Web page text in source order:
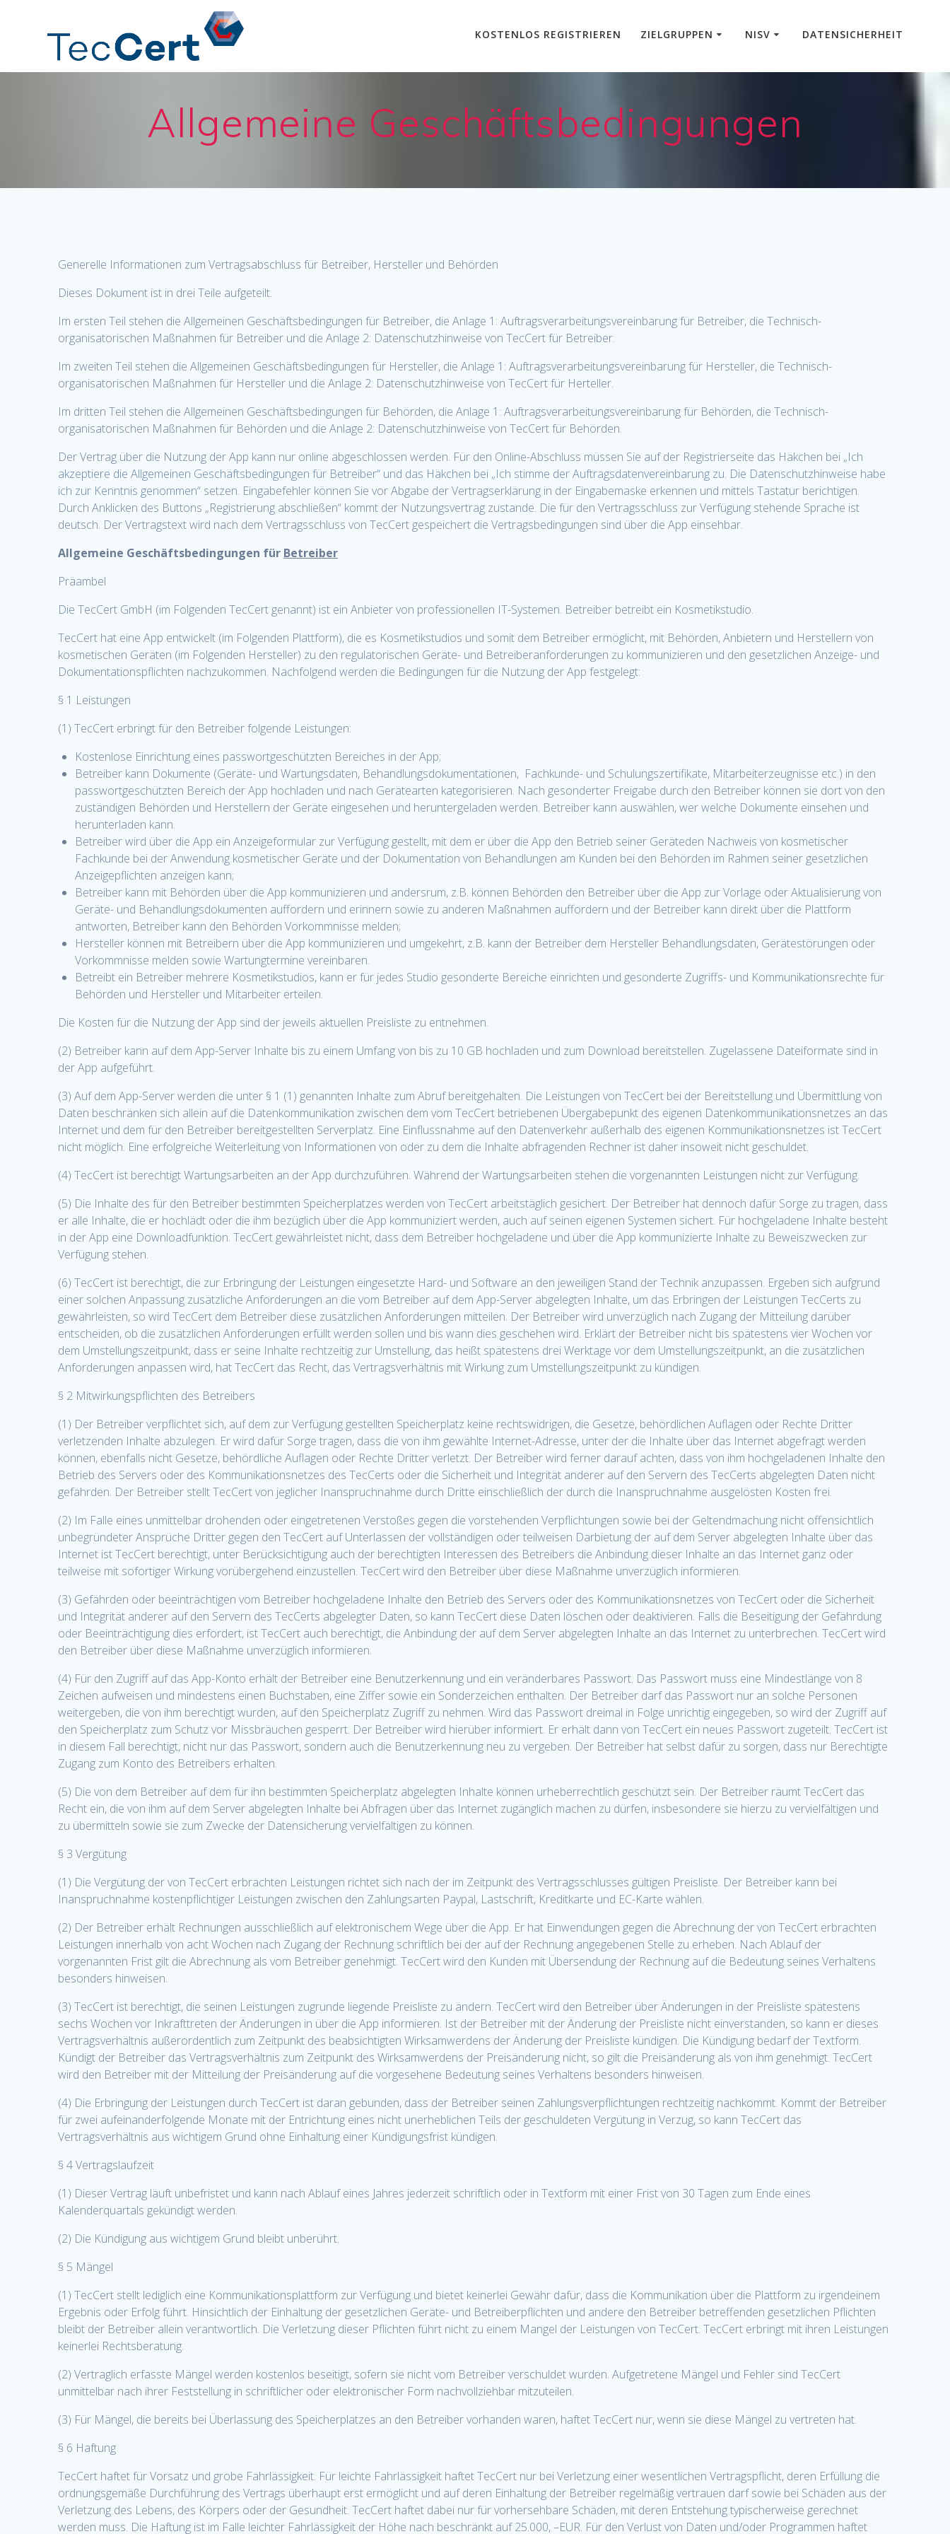
KOSTENLOS REGISTRIEREN ZIELGRUPPEN NISV DATENSICHERHEIT
Allgemeine Geschäftsbedingungen
Generelle Informationen zum Vertragsabschluss für Betreiber, Hersteller und Behörden
Dieses Dokument ist in drei Teile aufgeteilt.
Im ersten Teil stehen die Allgemeinen Geschäftsbedingungen für Betreiber, die Anlage 1: Auftragsverarbeitungsvereinbarung für Betreiber, die Technisch-
organisatorischen Maßnahmen für Betreiber und die Anlage 2: Datenschutzhinweise von TecCert für Betreiber.
Im zweiten Teil stehen die Allgemeinen Geschäftsbedingungen für Hersteller, die Anlage 1: Auftragsverarbeitungsvereinbarung für Hersteller, die Technisch-
organisatorischen Maßnahmen für Hersteller und die Anlage 2: Datenschutzhinweise von TecCert für Herteller.
Im dritten Teil stehen die Allgemeinen Geschäftsbedingungen für Behörden, die Anlage 1: Auftragsverarbeitungsvereinbarung für Behörden, die Technisch-
organisatorischen Maßnahmen für Behörden und die Anlage 2: Datenschutzhinweise von TecCert für Behörden.
Der Vertrag über die Nutzung der App kann nur online abgeschlossen werden. Für den Online-Abschluss müssen Sie auf der Registrierseite das Häkchen bei „Ich
akzeptiere die Allgemeinen Geschäftsbedingungen für Betreiber“ und das Häkchen bei „Ich stimme der Auftragsdatenvereinbarung zu. Die Datenschutzhinweise habe
ich zur Kenntnis genommen“ setzen. Eingabefehler können Sie vor Abgabe der Vertragserklärung in der Eingabemaske erkennen und mittels Tastatur berichtigen.
Durch Anklicken des Buttons „Registrierung abschließen“ kommt der Nutzungsvertrag zustande. Die für den Vertragsschluss zur Verfügung stehende Sprache ist
deutsch. Der Vertragstext wird nach dem Vertragsschluss von TecCert gespeichert die Vertragsbedingungen sind über die App einsehbar.
Allgemeine Geschäftsbedingungen für Betreiber
Präambel
DieTecCert GmbH (im Folgenden TecCert genannt) ist ein Anbieter von professionellen IT-Systemen. Betreiber betreibt ein Kosmetikstudio.
TecCert hat eine App entwickelt (im Folgenden Plattform), die es Kosmetikstudios und somit dem Betreiber ermöglicht, mit Behörden, Anbietern und Herstellern von
kosmetischen Geräten (im Folgenden Hersteller) zu den regulatorischen Geräte- und Betreiberanforderungen zu kommunizieren und den gesetzlichen Anzeige- und
Dokumentationspflichten nachzukommen. Nachfolgend werden die Bedingungen für die Nutzung der App festgelegt:
§ 1 Leistungen
(1) TecCert erbringt für den Betreiber folgende Leistungen:
Kostenlose Einrichtung eines passwortgeschützten Bereiches in der App;
Betreiber kann Dokumente (Geräte- und Wartungsdaten, Behandlungsdokumentationen, Fachkunde- und Schulungszertifikate, Mitarbeiterzeugnisse etc.) in den
passwortgeschützten Bereich der App hochladen und nach Gerätearten kategorisieren. Nach gesonderter Freigabe durch den Betreiber können sie dort von den
zuständigen Behörden und Herstellern der Geräte eingesehen und heruntergeladen werden. Betreiber kann auswählen, wer welche Dokumente einsehen und
herunterladen kann.
Betreiber wird über die App ein Anzeigeformular zur Verfügung gestellt, mit dem er über die App den Betrieb seiner Geräteden Nachweis von kosmetischer
Fachkunde bei der Anwendung kosmetischer Geräte und der Dokumentation von Behandlungen am Kunden bei den Behörden im Rahmen seiner gesetzlichen
Anzeigepflichten anzeigen kann;
Betreiber kann mit Behörden über die App kommunizieren und andersrum, z.B. können Behörden den Betreiber über die App zur Vorlage oder Aktualisierung von
Geräte- und Behandlungsdokumenten auffordern und erinnern sowie zu anderen Maßnahmen auffordern und der Betreiber kann direkt über die Plattform
antworten, Betreiber kann den Behörden Vorkommnisse melden;
Hersteller können mit Betreibern über die App kommunizieren und umgekehrt, z.B. kann der Betreiber dem Hersteller Behandlungsdaten, Gerätestörungen oder
Vorkommnisse melden sowie Wartungtermine vereinbaren.
Betreibt ein Betreiber mehrere Kosmetikstudios, kann er für jedes Studio gesonderte Bereiche einrichten und gesonderte Zugriffs- und Kommunikationsrechte für
Behörden und Hersteller und Mitarbeiter erteilen.
Die Kosten für die Nutzung der App sind der jeweils aktuellen Preisliste zu entnehmen.
(2) Betreiber kann auf dem App-Server Inhalte bis zu einem Umfang von bis zu 10 GB hochladen und zum Download bereitstellen. Zugelassene Dateiformate sind in
der App aufgeführt.
(3) Auf dem App-Server werden die unter § 1 (1) genannten Inhalte zum Abruf bereitgehalten. Die Leistungen von TecCert bei der Bereitstellung und Übermittlung von
Daten beschränken sich allein auf die Datenkommunikation zwischen dem vom TecCert betriebenen Übergabepunkt des eigenen Datenkommunikationsnetzes an das
Internet und dem für den Betreiber bereitgestellten Serverplatz. Eine Einflussnahme auf den Datenverkehr außerhalb des eigenen Kommunikationsnetzes ist TecCert
nicht möglich. Eine erfolgreiche Weiterleitung von Informationen von oder zu dem die Inhalte abfragenden Rechner ist daher insoweit nicht geschuldet.
(4) TecCert ist berechtigt Wartungsarbeiten an der App durchzuführen. Während der Wartungsarbeiten stehen die vorgenannten Leistungen nicht zur Verfügung.
(5) Die Inhalte des für den Betreiber bestimmten Speicherplatzes werden von TecCert arbeitstäglich gesichert. Der Betreiber hat dennoch dafür Sorge zu tragen, dass
er alle Inhalte, die er hochlädt oder die ihm bezüglich über die App kommuniziert werden, auch auf seinen eigenen Systemen sichert. Für hochgeladene Inhalte besteht
in der App eine Downloadfunktion. TecCert gewährleistet nicht, dass dem Betreiber hochgeladene und über die App kommunizierte Inhalte zu Beweiszwecken zur
Verfügung stehen.
(6) TecCert ist berechtigt, die zur Erbringung der Leistungen eingesetzte Hard- und Software an den jeweiligen Stand der Technik anzupassen. Ergeben sich aufgrund
einer solchen Anpassung zusätzliche Anforderungen an die vom Betreiber auf dem App-Server abgelegten Inhalte, um das Erbringen der Leistungen TecCerts zu
gewährleisten, so wird TecCert dem Betreiber diese zusätzlichen Anforderungen mitteilen. Der Betreiber wird unverzüglich nach Zugang der Mitteilung darüber
entscheiden, ob die zusätzlichen Anforderungen erfüllt werden sollen und bis wann dies geschehen wird. Erklärt der Betreiber nicht bis spätestens vier Wochen vor
dem Umstellungszeitpunkt, dass er seine Inhalte rechtzeitig zur Umstellung, das heißt spätestens drei Werktage vor dem Umstellungszeitpunkt, an die zusätzlichen
Anforderungen anpassen wird, hat TecCert das Recht, das Vertragsverhältnis mit Wirkung zum Umstellungszeitpunkt zu kündigen.
§ 2 Mitwirkungspflichten des Betreibers
(1) Der Betreiber verpflichtet sich, auf dem zur Verfügung gestellten Speicherplatz keine rechtswidrigen, die Gesetze, behördlichen Auflagen oder Rechte Dritter
verletzenden Inhalte abzulegen. Er wird dafür Sorge tragen, dass die von ihm gewählte Internet-Adresse, unter der die Inhalte über das Internet abgefragt werden
können, ebenfalls nicht Gesetze, behördliche Auflagen oder Rechte Dritter verletzt. Der Betreiber wird ferner darauf achten, dass von ihm hochgeladenen Inhalte den
Betrieb des Servers oder des Kommunikationsnetzes des TecCerts oder die Sicherheit und Integrität anderer auf den Servern des TecCerts abgelegten Daten nicht
gefährden. Der Betreiber stellt TecCert von jeglicher Inanspruchnahme durch Dritte einschließlich der durch die Inanspruchnahme ausgelösten Kosten frei.
(2) Im Falle eines unmittelbar drohenden oder eingetretenen Verstoßes gegen die vorstehenden Verpflichtungen sowie bei der Geltendmachung nicht offensichtlich
unbegründeter Ansprüche Dritter gegen den TecCert auf Unterlassen der vollständigen oder teilweisen Darbietung der auf dem Server abgelegten Inhalte über das
Internet ist TecCert berechtigt, unter Berücksichtigung auch der berechtigten Interessen des Betreibers die Anbindung dieser Inhalte an das Internet ganz oder
teilweise mit sofortiger Wirkung vorübergehend einzustellen. TecCert wird den Betreiber über diese Maßnahme unverzüglich informieren.
(3) Gefährden oder beeinträchtigen vom Betreiber hochgeladene Inhalte den Betrieb des Servers oder des Kommunikationsnetzes von TecCert oder die Sicherheit
und Integrität anderer auf den Servern des TecCerts abgelegter Daten, so kann TecCert diese Daten löschen oder deaktivieren. Falls die Beseitigung der Gefährdung
oder Beeinträchtigung dies erfordert, ist TecCert auch berechtigt, die Anbindung der auf dem Server abgelegten Inhalte an das Internet zu unterbrechen. TecCert wird
den Betreiber über diese Maßnahme unverzüglich informieren.
(4) Für den Zugriff auf das App-Konto erhält der Betreiber eine Benutzerkennung und ein veränderbares Passwort. Das Passwort muss eine Mindestlänge von 8
Zeichen aufweisen und mindestens einen Buchstaben, eine Ziffer sowie ein Sonderzeichen enthalten. Der Betreiber darf das Passwort nur an solche Personen
weitergeben, die von ihm berechtigt wurden, auf den Speicherplatz Zugriff zu nehmen. Wird das Passwort dreimal in Folge unrichtig eingegeben, so wird der Zugriff auf
den Speicherplatz zum Schutz vor Missbräuchen gesperrt. Der Betreiber wird hierüber informiert. Er erhält dann von TecCert ein neues Passwort zugeteilt. TecCert ist
in diesem Fall berechtigt, nicht nur das Passwort, sondern auch die Benutzerkennung neu zu vergeben. Der Betreiber hat selbst dafür zu sorgen, dass nur Berechtigte
Zugang zum Konto des Betreibers erhalten.
(5) Die von dem Betreiber auf dem für ihn bestimmten Speicherplatz abgelegten Inhalte können urheberrechtlich geschützt sein. Der Betreiber räumt TecCert das
Recht ein, die von ihm auf dem Server abgelegten Inhalte bei Abfragen über das Internet zugänglich machen zu dürfen, insbesondere sie hierzu zu vervielfältigen und
zu übermitteln sowie sie zum Zwecke der Datensicherung vervielfältigen zu können.
§ 3 Vergütung
(1) Die Vergütung der von TecCert erbrachten Leistungen richtet sich nach der im Zeitpunkt des Vertragsschlusses gültigen Preisliste. Der Betreiber kann bei
Inanspruchnahme kostenpflichtiger Leistungen zwischen den Zahlungsarten Paypal, Lastschrift, Kreditkarte und EC-Karte wählen.
(2) Der Betreiber erhält Rechnungen ausschließlich auf elektronischem Wege über die App. Er hat Einwendungen gegen die Abrechnung der von TecCert erbrachten
Leistungen innerhalb von acht Wochen nach Zugang der Rechnung schriftlich bei der auf der Rechnung angegebenen Stelle zu erheben. Nach Ablauf der
vorgenannten Frist gilt die Abrechnung als vom Betreiber genehmigt. TecCert wird den Kunden mit Übersendung der Rechnung auf die Bedeutung seines Verhaltens
besonders hinweisen.
(3) TecCert ist berechtigt, die seinen Leistungen zugrunde liegende Preisliste zu ändern. TecCert wird den Betreiber über Änderungen in der Preisliste spätestens
sechs Wochen vor Inkrafttreten der Änderungen in über die App informieren. Ist der Betreiber mit der Änderung der Preisliste nicht einverstanden, so kann er dieses
Vertragsverhältnis außerordentlich zum Zeitpunkt des beabsichtigten Wirksamwerdens der Änderung der Preisliste kündigen. Die Kündigung bedarf der Textform.
Kündigt der Betreiber das Vertragsverhältnis zum Zeitpunkt des Wirksamwerdens der Preisänderung nicht, so gilt die Preisänderung als von ihm genehmigt. TecCert
wird den Betreiber mit der Mitteilung der Preisänderung auf die vorgesehene Bedeutung seines Verhaltens besonders hinweisen.
(4) Die Erbringung der Leistungen durch TecCert ist daran gebunden, dass der Betreiber seinen Zahlungsverpflichtungen rechtzeitig nachkommt. Kommt der Betreiber
für zwei aufeinanderfolgende Monate mit der Entrichtung eines nicht unerheblichen Teils der geschuldeten Vergütung in Verzug, so kann TecCert das
Vertragsverhältnis aus wichtigem Grund ohne Einhaltung einer Kündigungsfrist kündigen.
§ 4 Vertragslaufzeit
(1) Dieser Vertrag läuft unbefristet und kann nach Ablauf eines Jahres jederzeit schriftlich oder in Textform mit einer Frist von 30 Tagen zum Ende eines
Kalenderquartals gekündigt werden.
(2) Die Kündigung aus wichtigem Grund bleibt unberührt.
§ 5 Mängel
(1) TecCert stellt lediglich eine Kommunikationsplattform zur Verfügung und bietet keinerlei Gewähr dafür, dass die Kommunikation über die Plattform zu irgendeinem
Ergebnis oder Erfolg führt. Hinsichtlich der Einhaltung der gesetzlichen Geräte- und Betreiberpflichten und andere den Betreiber betreffenden gesetzlichen Pflichten
bleibt der Betreiber allein verantwortlich. Die Verletzung dieser Pflichten führt nicht zu einem Mangel der Leistungen von TecCert. TecCert erbringt mit ihren Leistungen
keinerlei Rechtsberatung.
(2) Vertraglich erfasste Mängel werden kostenlos beseitigt, sofern sie nicht vom Betreiber verschuldet wurden. Aufgetretene Mängel und Fehler sind TecCert
unmittelbar nach ihrer Feststellung in schriftlicher oder elektronischer Form nachvollziehbar mitzuteilen.
(3) Für Mängel, die bereits bei Überlassung des Speicherplatzes an den Betreiber vorhanden waren, haftet TecCert nur, wenn sie diese Mängel zu vertreten hat.
§ 6 Haftung
TecCert haftet für Vorsatz und grobe Fahrlässigkeit. Für leichte Fahrlässigkeit haftet TecCert nur bei Verletzung einer wesentlichen Vertragspflicht, deren Erfüllung die
ordnungsgemäße Durchführung des Vertrags überhaupt erst ermöglicht und auf deren Einhaltung der Betreiber regelmäßig vertrauen darf sowie bei Schäden aus der
Verletzung des Lebens, des Körpers oder der Gesundheit. TecCert haftet dabei nur für vorhersehbare Schäden, mit deren Entstehung typischerweise gerechnet
werden muss. Die Haftung ist im Falle leichter Fahrlässigkeit der Höhe nach beschränkt auf 25.000, –EUR. Für den Verlust von Daten und/oder Programmen haftet